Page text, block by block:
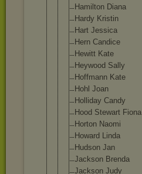
Hamilton Diana
Hardy Kristin
Hart Jessica
Hern Candice
Hewitt Kate
Heywood Sally
Hoffmann Kate
Hohl Joan
Holliday Candy
Hood Stewart Fiona
Horton Naomi
Howard Linda
Hudson Jan
Jackson Brenda
Jackson Judy